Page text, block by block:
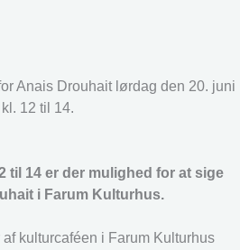
Anais Drouhait lørdag den 20. juni
kl. 12 til 14.
til 14 er der mulighed for at sige
i Farum Kulturhus.
af kulturcaféen i Farum Kulturhus